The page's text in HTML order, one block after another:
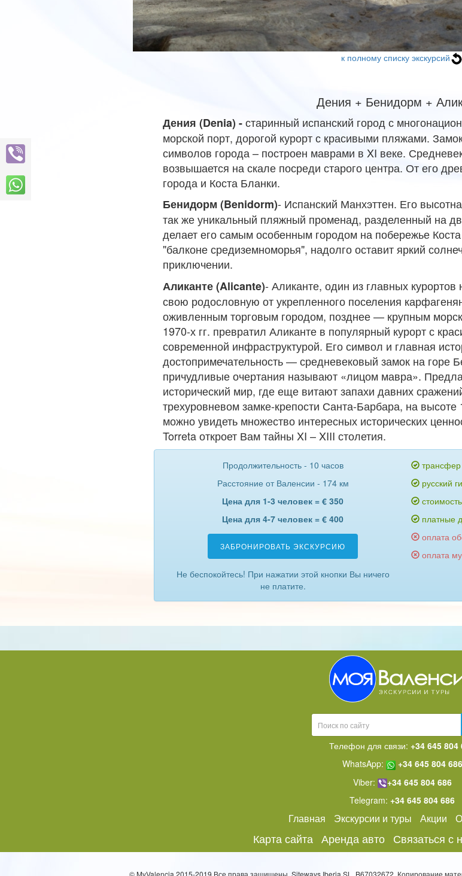
к полному списку экскурсий
Дения + Бенидорм +
Дения (Denia) -старинный испанский город с
морской порт, дорогой курорт с красивыми пляжами.
символов города – построен маврами в XI веке.
возвышается на скале посреди старого центра. От его
города и Коста Бланки.
Бенидорм (Benidorm)- Испанский Манхэттен. Его
так же уникальный пляжный променад, разделенный на
делает его самым особенным городом на побережье
"балконе средиземноморья", надолго оставит яркий
приключении.
Аликанте (Alicante)- Аликанте, один из главных
свою родословную от укрепленного поселения
оживленным торговым городом, позднее — крупным
1970-х гг. превратил Аликанте в популярный курорт с
современной инфраструктурой. Его символ и главная
достопримечательность — средневековый замок на горе
причудливые очертания называют «лицом мавра».
исторический мир, где еще витают запахи давних
трехуровневом замке-крепости Санта-Барбара, на
можно увидеть множество интересных исторических
Torreta откроет Вам тайны XI – XIII столетия.
Продолжительность - 10 часов
Расстояние от Валенсии - 174 км
Цена для 1-3 человек = € 350
Цена для 4-7 человек = € 400
ЗАБРОНИРОВАТЬ ЭКСКУРСИЮ
Не беспокойтесь! При нажатии этой кнопки Вы ничего
не платите.
русский
платные
оплата
оплата
Телефон для связи: +34 645 804
WhatsApp:
+34 645 804 686
Viber:
+34 645 804 686
Telegram: +34 645 804 686
Главная Экскурсии и туры Акции
Карта сайта Аренда авто Связаться с